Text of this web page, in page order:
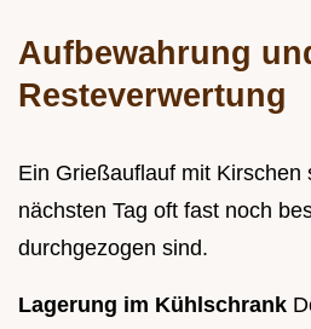
Aufbewahrung
Resteverwertung
Ein Grießauflauf mit Kirschen
nächsten Tag oft fast noch
durchgezogen sind.
Lagerung im Kühlschrank